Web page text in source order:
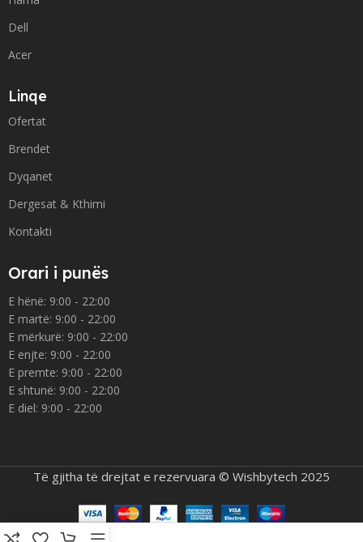
Dell
Acer
Linqe
Ofertat
Brendet
Dyqanet
Dergesat & Kthimi
Kontakti
Orari i punës
E hënë: 9:00 - 22:00
E martë: 9:00 - 22:00
E mërkurë: 9:00 - 22:00
E enjte: 9:00 - 22:00
E premte: 9:00 - 22:00
E shtunë: 9:00 - 22:00
E diel: 9:00 - 22:00
Të gjitha të drejtat e rezervuara © Wishbytech 2025